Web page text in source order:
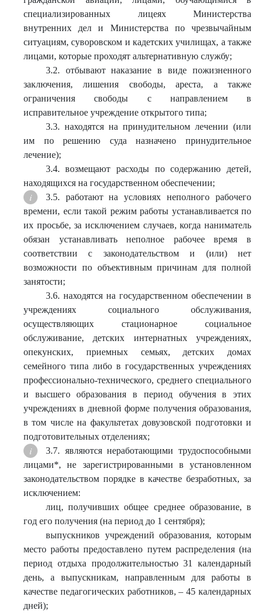
специализированных лицеях Министерства
внутренних дел и Министерства по чрезвычайным
ситуациям, суворовском и кадетских училищах, а также
лицами, которые проходят альтернативную службу;
3.2. отбывают наказание в виде пожизненного
заключения, лишения свободы, ареста, а также
ограничения свободы с направлением в
исправительное учреждение открытого типа;
3.3. находятся на принудительном лечении (или
им по решению суда назначено принудительное
лечение);
3.4. возмещают расходы по содержанию детей,
находящихся на государственном обеспечении;
3.5. работают на условиях неполного рабочего
времени, если такой режим работы устанавливается по
их просьбе, за исключением случаев, когда наниматель
обязан устанавливать неполное рабочее время в
соответствии с законодательством и (или) нет
возможности по объективным причинам для полной
занятости;
3.6. находятся на государственном обеспечении в
учреждениях социального обслуживания,
осуществляющих стационарное социальное
обслуживание, детских интернатных учреждениях,
опекунских, приемных семьях, детских домах
семейного типа либо в государственных учреждениях
профессионально-технического, среднего специального
и высшего образования в период обучения в этих
учреждениях в дневной форме получения образования,
в том числе на факультетах довузовской подготовки и
подготовительных отделениях;
3.7. являются неработающими трудоспособными
лицами*, не зарегистрированными в установленном
законодательством порядке в качестве безработных, за
исключением:
лиц, получивших общее среднее образование, в
год его получения (на период до 1 сентября);
выпускников учреждений образования, которым
место работы предоставлено путем распределения (на
период отдыха продолжительностью 31 календарный
день, а выпускникам, направленным для работы в
качестве педагогических работников, – 45 календарных
дней);